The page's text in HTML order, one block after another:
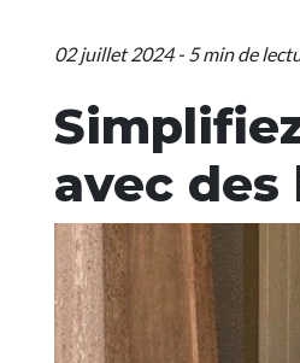
02 juillet 2024- 5min de
avec